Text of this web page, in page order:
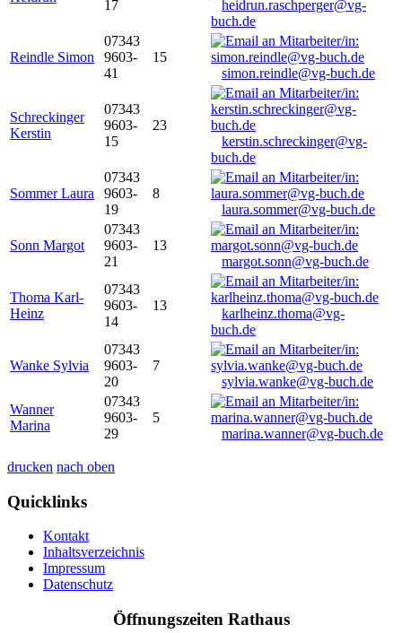
17
heidrun.raschperger@vg-
buch.de
Reindle Simon
07343
9603-
41
15
simon.reindle@vg-buch.de
Schreckinger
Kerstin
07343
9603-
15
23
kerstin.schreckinger@vg-
buch.de
Sommer Laura
07343
9603-
19
8
laura.sommer@vg-buch.de
Sonn Margot
07343
9603-
21
13
margot.sonn@vg-buch.de
Thoma Karl-
Heinz
07343
9603-
14
13
karlheinz.thoma@vg-
buch.de
Wanke Sylvia
07343
9603-
20
7
sylvia.wanke@vg-buch.de
Wanner
Marina
07343
9603-
29
5
marina.wanner@vg-buch.de
drucken nach oben
Quicklinks
Kontakt
Inhaltsverzeichnis
Impressum
Datenschutz
Öffnungszeiten Rathaus